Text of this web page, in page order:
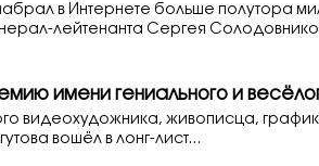
в Интернете больше полутора
лейтенанта Сергея
имени гениального и
видеохудожника, живописца,
вошёл в лонг-лист...